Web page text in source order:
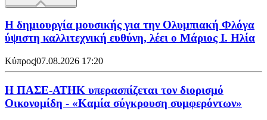
Η δημιουργία μουσικής για την Ολυμπιακή Φλόγα
ύψιστη καλλιτεχνική ευθύνη, λέει ο Μάριος Ι. Ηλία
Κύπρος|07.08.2026 17:20
Η ΠΑΣΕ-ΑΤΗΚ υπερασπίζεται τον διορισμό
Οικονομίδη - «Καμία σύγκρουση συμφερόντων»